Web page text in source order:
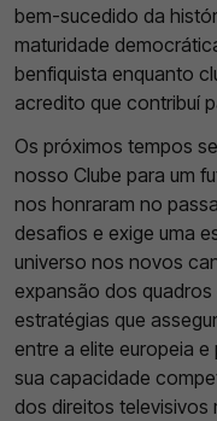
bem-sucedido da
maturidade
benfiquista enquanto
acredito que contribuí
Os próximos tempos
nosso Clube para um
nos honraram no
desafios e exige uma
universo nos novos
expansão dos
estratégias que
entre a elite europeia
sua capacidade
dos direitos televisivos